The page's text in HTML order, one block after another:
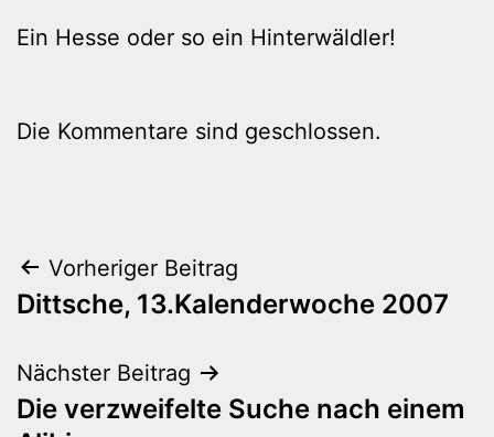
Ein Hesse oder so ein Hinterwäldler!
Die Kommentare sind geschlossen.
Beitragsnavigation
Vorheriger Beitrag
Dittsche, 13.Kalenderwoche 2007
Nächster Beitrag
Die verzweifelte Suche nach einem